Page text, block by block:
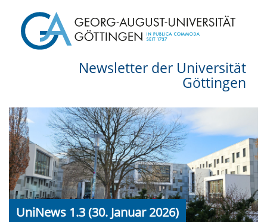
Newsletter der Universität
Göttingen
UniNews 1.3 (30. Januar 2026)